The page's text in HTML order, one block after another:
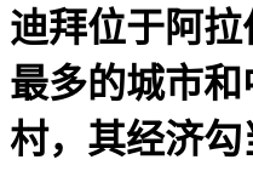
迪拜位于阿
最多的城市
村，其经济